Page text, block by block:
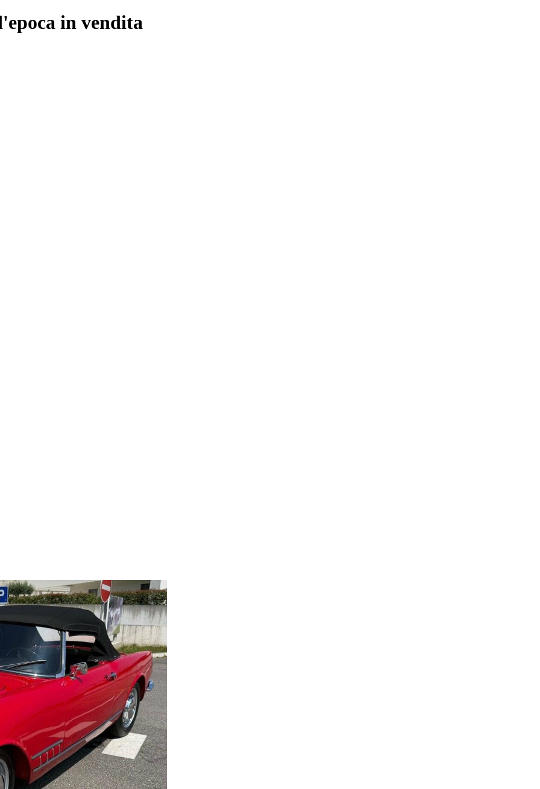
in vendita